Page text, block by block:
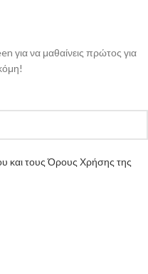
για να μαθαίνεις πρώτος για
και τους Όρους Χρήσης της